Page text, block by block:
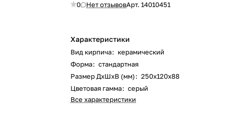
0 Нет отзывовАрт.14010451
Характеристики
Вид кирпича: керамический
Форма: стандартная
Размер ДхШхВ (мм): 250х120х88
Цветовая гамма: серый
Все характеристики